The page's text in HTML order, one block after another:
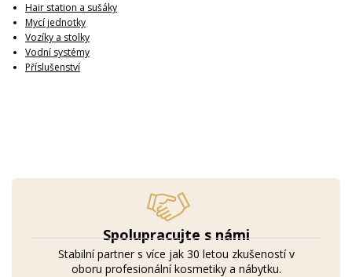
Spolupracujte s námi
Stabilní partner s více jak 30 letou zkušeností v
oboru profesionální kosmetiky a nábytku.
Hair station a sušáky
Mycí jednotky
Vozíky a stolky
Vodní systémy
Příslušenství